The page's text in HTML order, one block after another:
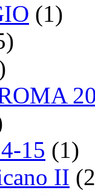
(1)
15 (1)
II